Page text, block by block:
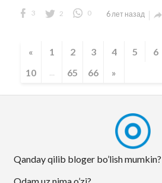
3 2 0 6 лет назад 
« 1 2 3 4 5 6
10
... 65 66 »
Qanday qilib bloger bo’lish mumkin?